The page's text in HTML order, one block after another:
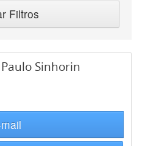
Filtros
Sinhorin